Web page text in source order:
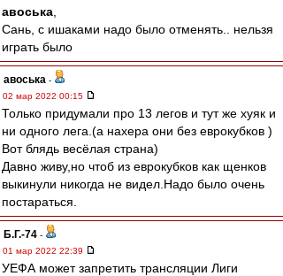
авоська
Сань, с ишаками надо было отменять.. нельзя
играть было
авоська -
02 мар 2022 00:15
Только придумали про 13 легов и тут же хуяк и
ни одного лега.(а нахера они без еврокубков )
Вот блядь весёлая страна)
Давно живу,но чтоб из еврокубков как щенков
выкинули никогда не видел.Надо было очень
постараться.
Б.Г.-74 -
01 мар 2022 22:39
УЕФА может запретить трансляции Лиги